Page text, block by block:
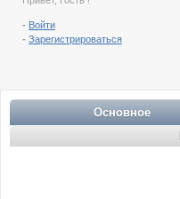
- Войти
- Зарегистрироваться
Основное